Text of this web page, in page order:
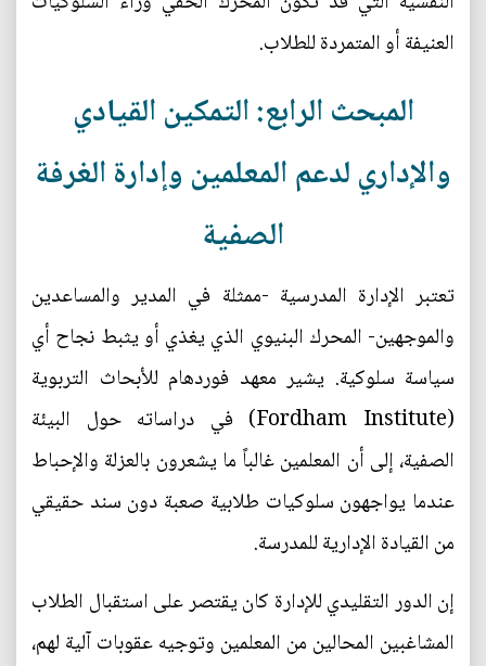
العنيفة أو المتمردة للطلاب.
المبحث الرابع: التمكين القيادي
والإداري لدعم المعلمين وإدارة الغرفة
الصفية
تعتبر الإدارة المدرسية -ممثلة في المدير والمساعدين
والموجهين- المحرك البنيوي الذي يغذي أو يثبط نجاح أي
سياسة سلوكية. يشير معهد فوردهام للأبحاث التربوية
(Fordham Institute) في دراساته حول البيئة
الصفية، إلى أن المعلمين غالباً ما يشعرون بالعزلة والإحباط
عندما يواجهون سلوكيات طلابية صعبة دون سند حقيقي
من القيادة الإدارية للمدرسة.
إن الدور التقليدي للإدارة كان يقتصر على استقبال الطلاب
المشاغبين المحالين من المعلمين وتوجيه عقوبات آلية لهم،